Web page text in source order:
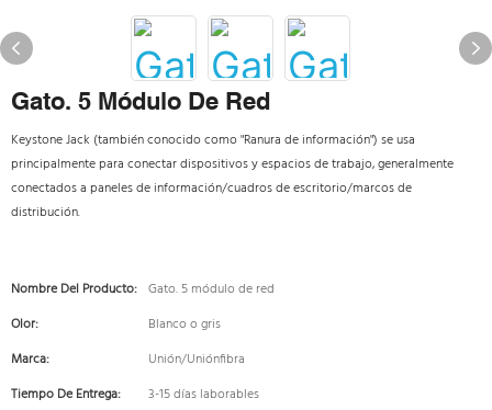
Gato. 5 Módulo De Red
Keystone Jack (también conocido como "Ranura de información") se usa
principalmente para conectar dispositivos y espacios de trabajo, generalmente
conectados a paneles de información/cuadros de escritorio/marcos de
distribución.
Nombre Del Producto: Gato. 5 módulo de red
Olor:
Blanco o gris
Marca:
Unión/Uniónfibra
Tiempo De Entrega:
3-15 días laborables